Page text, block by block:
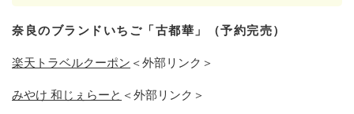
奈良のブランドいちご「古都華」（予約完売）
楽天トラベルクーポン ＜外部リンク＞
みやけ 和じぇらーと ＜外部リンク＞